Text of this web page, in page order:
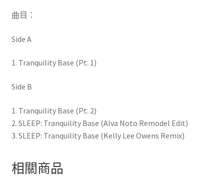
(限
彩
LP)
量
曲目：
Side A
1. Tranquility Base (Pt. 1)
Side B
1. Tranquility Base (Pt. 2)
2. SLEEP: Tranquility Base (Alva Noto Remodel Edit)
3. SLEEP: Tranquility Base (Kelly Lee Owens Remix)
相關商品